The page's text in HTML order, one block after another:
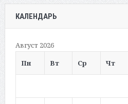
КАЛЕНДАРЬ
Август 2026
Пн
Вт Ср Чт